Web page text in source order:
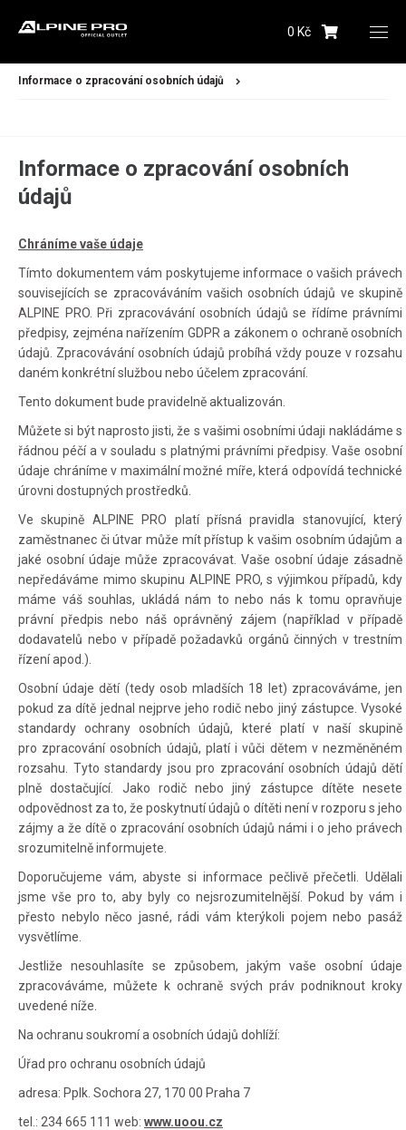
0 Kč
Dámské
Pánské
Dětské
Obuv
Doplňky
Můj profil
Informace o zpracování osobních údajů
Informace o zpracování osobních
údajů
Chráníme vaše údaje
Tímto dokumentem vám poskytujeme informace o vašich právech
souvisejících se zpracováváním vašich osobních údajů ve skupině
ALPINE PRO. Při zpracovávání osobních údajů se řídíme právními
předpisy, zejména nařízením GDPR a zákonem o ochraně osobních
údajů. Zpracovávání osobních údajů probíhá vždy pouze v rozsahu
daném konkrétní službou nebo účelem zpracování.
Tento dokument bude pravidelně aktualizován.
Můžete si být naprosto jisti, že s vašimi osobními údaji nakládáme s
řádnou péčí a v souladu s platnými právními předpisy. Vaše osobní
údaje chráníme v maximální možné míře, která odpovídá technické
úrovni dostupných prostředků.
Ve skupině ALPINE PRO platí přísná pravidla stanovující, který
zaměstnanec či útvar může mít přístup k vašim osobním údajům a
jaké osobní údaje může zpracovávat. Vaše osobní údaje zásadně
nepředáváme mimo skupinu ALPINE PRO, s výjimkou případů, kdy
máme váš souhlas, ukládá nám to nebo nás k tomu opravňuje
právní předpis nebo náš oprávněný zájem (například v případě
dodavatelů nebo v případě požadavků orgánů činných v trestním
řízení apod.).
Osobní údaje dětí (tedy osob mladších 18 let) zpracováváme, jen
pokud za dítě jednal nejprve jeho rodič nebo jiný zástupce. Vysoké
standardy ochrany osobních údajů, které platí v naší skupině
pro zpracování osobních údajů, platí i vůči dětem v nezměněném
rozsahu. Tyto standardy jsou pro zpracování osobních údajů dětí
plně dostačující. Jako rodič nebo jiný zástupce dítěte nesete
odpovědnost za to, že poskytnutí údajů o dítěti není v rozporu s jeho
zájmy a že dítě o zpracování osobních údajů námi i o jeho právech
srozumitelně informujete.
Doporučujeme vám, abyste si informace pečlivě přečetli. Udělali
jsme vše pro to, aby byly co nejsrozumitelnější. Pokud by vám i
přesto nebylo něco jasné, rádi vám kterýkoli pojem nebo pasáž
vysvětlíme.
Jestliže nesouhlasíte se způsobem, jakým vaše osobní údaje
zpracováváme, můžete k ochraně svých práv podniknout kroky
uvedené níže.
Na ochranu soukromí a osobních údajů dohlíží:
Úřad pro ochranu osobních údajů
adresa: Pplk. Sochora 27, 170 00 Praha 7
tel.: 234 665 111 web: www.uoou.cz